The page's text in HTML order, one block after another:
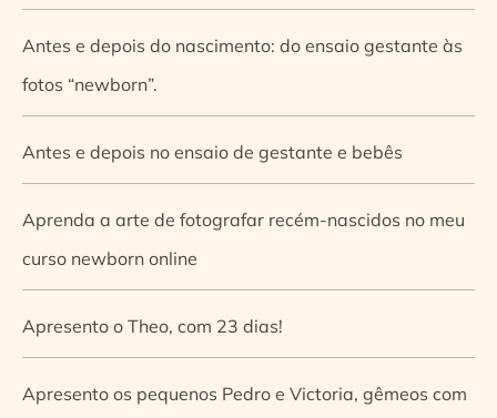
Antes e depois do nascimento: do ensaio gestante às
fotos “newborn”.
Antes e depois no ensaio de gestante e bebês
Aprenda a arte de fotografar recém-nascidos no meu
curso newborn online
Apresento o Theo, com 23 dias!
Apresento os pequenos Pedro e Victoria, gêmeos com